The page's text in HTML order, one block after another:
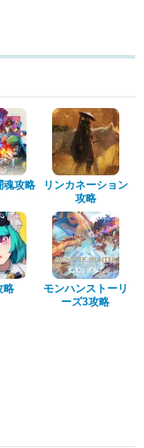
魂攻略
リンカネーション
攻略
略
モンハンストーリ
ーズ3攻略